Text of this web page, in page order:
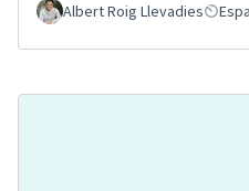
Albert Roig Llevadies